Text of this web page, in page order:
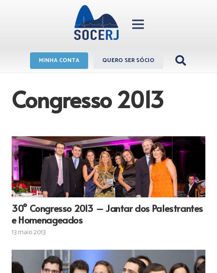
MINHA CONTA QUERO SER SÓCIO
Congresso 2013
30° Congresso 2013 – Jantar dos Palestrantes
e Homenageados
13 maio 2013